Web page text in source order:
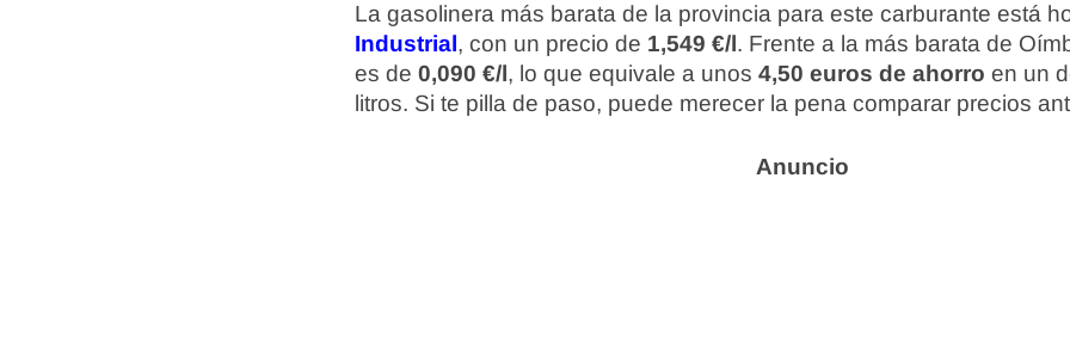
La gasolinera más barata de la provincia para este carburante está
Industrial, con un precio de 1,549 €/l. Frente a la más barata de
es de 0,090 €/l, lo que equivale a unos 4,50 euros de ahorro en un
litros. Si te pilla de paso, puede merecer la pena comparar precios